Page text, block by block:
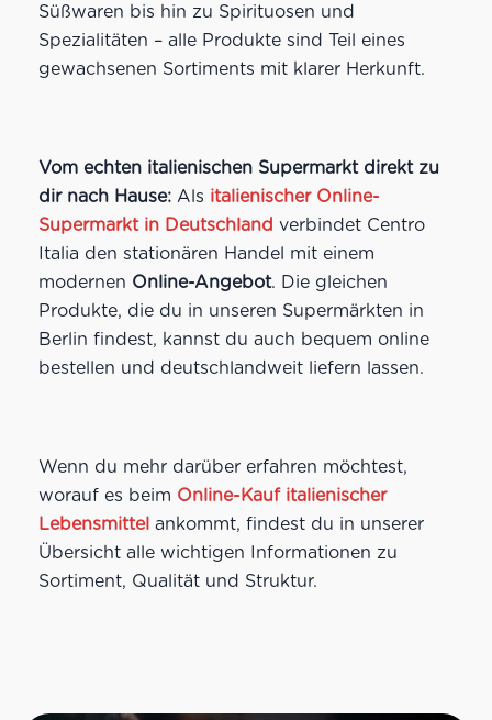
Süßwaren bis hin zu Spirituosen und
Spezialitäten – alle Produkte sind Teil eines
gewachsenen Sortiments mit klarer Herkunft.
Vom echten italienischen Supermarkt direkt zu
dir nach Hause:Als italienischer Online-
Supermarkt in Deutschland verbindet Centro
Italia den stationären Handel mit einem
modernen Online-Angebot. Die gleichen
Produkte, die du in unseren Supermärkten in
Berlin findest, kannst du auch bequem online
bestellen und deutschlandweit liefern lassen.
Wenn du mehr darüber erfahren möchtest,
worauf es beim Online-Kauf italienischer
Lebensmittelankommt, findest du in unserer
Übersicht alle wichtigen Informationen zu
Sortiment, Qualität und Struktur.